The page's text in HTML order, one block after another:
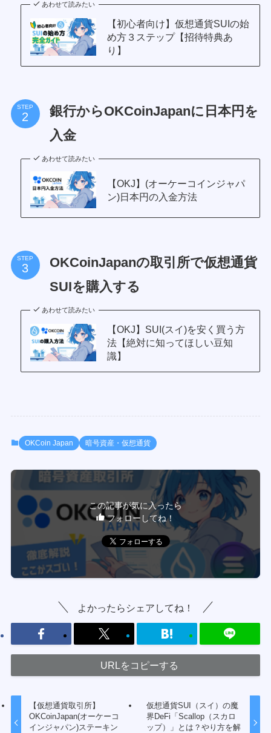
あわせて読みたい
【初心者向け】仮想通貨SUIの始
め方３ステップ【招待特典あ
り】
STEP
銀行からOKCoinJapanに日本円を
入金
あわせて読みたい
【OKJ】(オーケーコインジャパ
ン)日本円の入金方法
STEP
OKCoinJapanの取引所で仮想通貨
SUIを購入する
あわせて読みたい
【OKJ】SUI(スイ)を安く買う方
法【絶対に知ってほしい豆知
識】
OKCoin Japan 暗号資産・仮想通貨
この記事が気に入ったら
フォローしてね！
よかったらシェアしてね！
URLをコピーする
【仮想通貨取引所】
OKCoinJapan(オーケーコ
インジャパン)ステーキン
仮想通貨SUI（スイ）の魔
界DeFi「Scallop（スカロ
ップ）」とは？やり方を解